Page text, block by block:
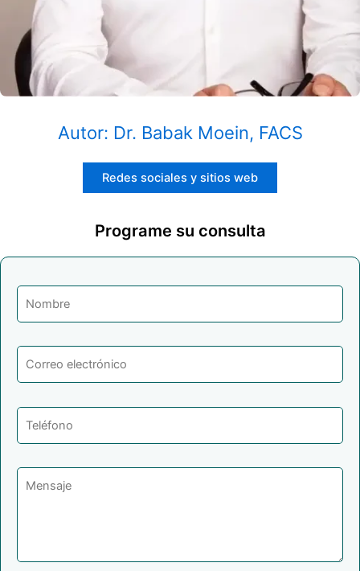
Autor: Dr. Babak Moein, FACS
Redes sociales y sitios web
Programe su consulta